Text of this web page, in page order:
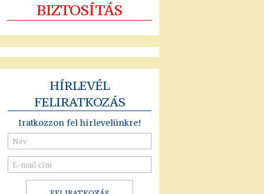
BIZTOSÍTÁS
HÍRLEVÉL
FELIRATKOZÁS
Iratkozzon fel hírlevelünkre!